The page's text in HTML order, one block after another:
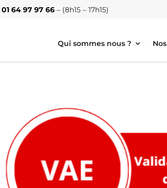
01 64 97 97 66– (8h15 – 17h15)
Qui sommes nous ?